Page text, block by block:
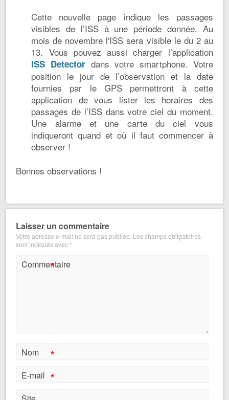
Cette nouvelle page indique les passages
visibles de l’ISS à une période donnée. Au
mois de novembre l'ISS sera visible le du 2 au
13. Vous pouvez aussi charger l’application
ISS Detectordans votre smartphone. Votre
position le jour de l’observation et la date
fournies par le GPS permettront à cette
application de vous lister les horaires des
passages de l’ISS dans votre ciel du moment.
Une alarme et une carte du ciel vous
indiqueront quand et où il faut commencer à
observer !
Bonnes observations !
Laisser un commentaire
Votre adresse e-mail ne sera pas publiée. Les champs obligatoires
sont indiqués avec*
Commentaire
*
Nom *
E-mail *